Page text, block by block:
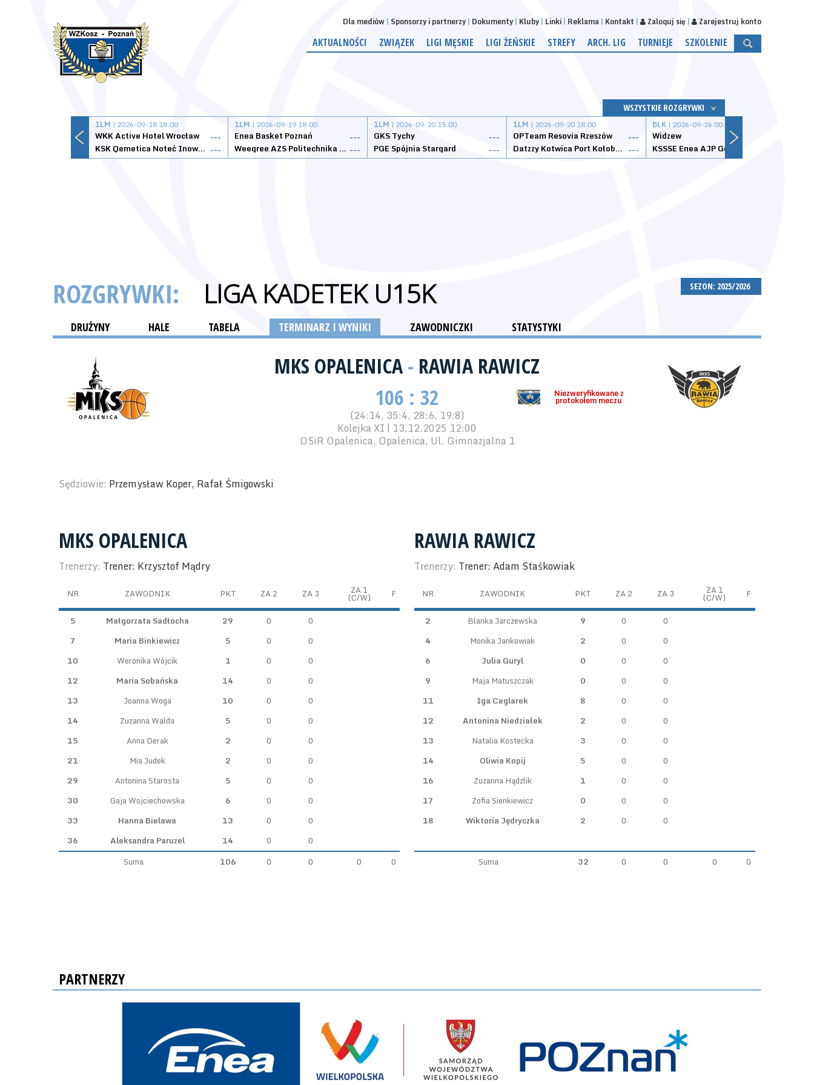
Dla mediów Sponsorzy i partnerzy Dokumenty Kluby Linki Reklama Kontakt Zaloguj się Zarejestruj konto
AKTUALNOŚCI ZWIĄZEK LIGI MĘSKIE LIGI ŻEŃSKIE STREFY ARCH. LIG TURNIEJE SZKOLENIE
WSZYSTKIE ROZGRYWKI
1LM | 2026-09-18 18:00
WKK Active Hotel Wrocław
---
KSK Qemetica Noteć Inowrocław ---
1LM | 2026-09-19 18:00
Enea Basket Poznań
---
Weegree AZS Politechnika Opolska ---
1LM | 2026-09-20 15:00
GKS Tychy
---
PGE Spójnia Stargard
---
1LM | 2026-09-20 18:00
OPTeam Resovia Rzeszów
---
Datzzy Kotwica Port Kołobrzeg ---
BLK | 2026-09-26 00:00
Widzew
SEZON: 2025/2026
ROZGRYWKI: LIGA KADETEK U15K
DRUŻYNY HALE TABELA TERMINARZ I WYNIKI ZAWODNICZKI STATYSTYKI
MKS OPALENICA- RAWIA RAWICZ
Niezweryfikowane z
protokołem meczu
106 : 32
(24:14, 35:4, 28:6, 19:8)
Kolejka XI | 13.12.2025 12:00
OSiR Opalenica, Opalenica, Ul. Gimnazjalna 1
Sędziowie: Przemysław Koper, Rafał Śmigowski
MKS OPALENICA
Trenerzy: Trener: Krzysztof Mądry
NR ZAWODNIK PKT ZA 2 ZA 3 ZA 1
(C/W) F
5 Małgorzata Sadłocha 29 0
0
7
Maria Binkiewicz 5 0
0
10
Weronika Wójcik 1 0
0
12
Maria Sobańska 14 0
0
13
Joanna Woga 10 0
0
14
Zuzanna Walda 5 0
0
15
Anna Derak 2 0
0
21
Mia Judek 2 0
0
29
Antonina Starosta 5 0
0
30
Gaja Wojciechowska 6 0
0
33
Hanna Bielawa 13 0
0
36
Aleksandra Paruzel 14 0
0
Suma
106 0 0 0 0
RAWIA RAWICZ
Trenerzy: Trener: Adam Staśkowiak
NR ZAWODNIK PKT ZA 2 ZA 3 ZA 1
(C/W) F
2 Blanka Jarczewska 9 0
0
4
Monika Jankowiak 2 0
0
6
Julia Guryl 0 0
0
9
Maja Matuszczak 0 0
0
11
Iga Ceglarek 8 0
0
12
Antonina Niedziałek 2 0
0
13
Natalia Kostecka 3 0
0
14
Oliwia Kopij 5 0
0
16
Zuzanna Hądzlik 1 0
0
17
Zofia Sienkiewicz 0 0
0
18
Wiktoria Jędryczka 2 0 0
Suma 32 0 0 0 0
PARTNERZY